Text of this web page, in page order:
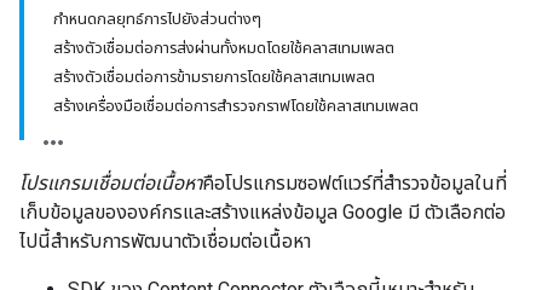
กำหนดกลยุทธ์การไปยังส่วนต่างๆ
สร้างตัวเชื่อมต่อการส่งผ่านทั้งหมดโดยใช้คลาสเทมเพลต
สร้างตัวเชื่อมต่อการข้ามรายการโดยใช้คลาสเทมเพลต
สร้างเครื่องมือเชื่อมต่อการสำรวจกราฟโดยใช้คลาสเทมเพลต
โปรแกรมเชื่อมต่อเนื้อหาคือโปรแกรมซอฟต์แวร์ที่สำรวจข้อมูลในที่
เก็บข้อมูลขององค์กรและสร้างแหล่งข้อมูล Google มี ตัวเลือกต่อ
ไปนี้สำหรับการพัฒนาตัวเชื่อมต่อเนื้อหา